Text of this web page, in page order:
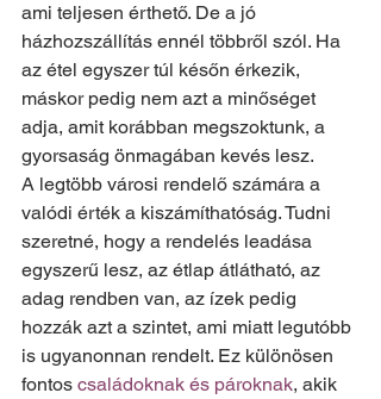
ami teljesen érthető. De a jó
házhozszállítás ennél többről szól. Ha
az étel egyszer túl későn érkezik,
máskor pedig nem azt a minőséget
adja, amit korábban megszoktunk, a
gyorsaság önmagában kevés lesz.
A legtöbb városi rendelő számára a
valódi érték a kiszámíthatóság. Tudni
szeretné, hogy a rendelés leadása
egyszerű lesz, az étlap átlátható, az
adag rendben van, az ízek pedig
hozzák azt a szintet, ami miatt legutóbb
is ugyanonnan rendelt. Ez különösen
fontos családoknak és pároknak, akik